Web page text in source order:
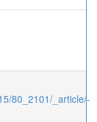
80_2101/_article/-